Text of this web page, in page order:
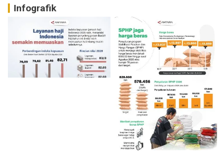
Infografik